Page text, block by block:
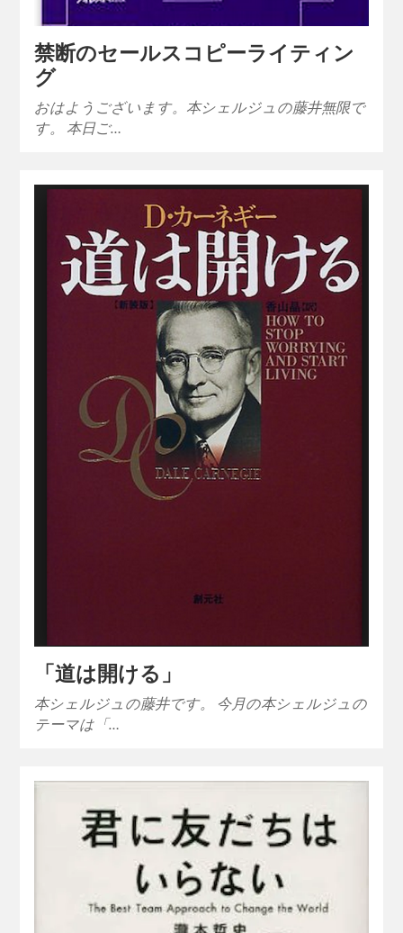
禁断のセールスコピーライティン
グ
おはようございます。本シェルジュの藤井無限で
す。 本日ご…
「道は開ける」
本シェルジュの藤井です。 今月の本シェルジュの
テーマは「…